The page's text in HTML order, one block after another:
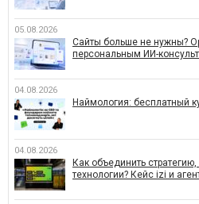
05.08.2026
Сайты больше не нужны?
персональным ИИ-
04.08.2026
Наймология: бесплатный
04.08.2026
Как объединить
технологии? Кейс izi и